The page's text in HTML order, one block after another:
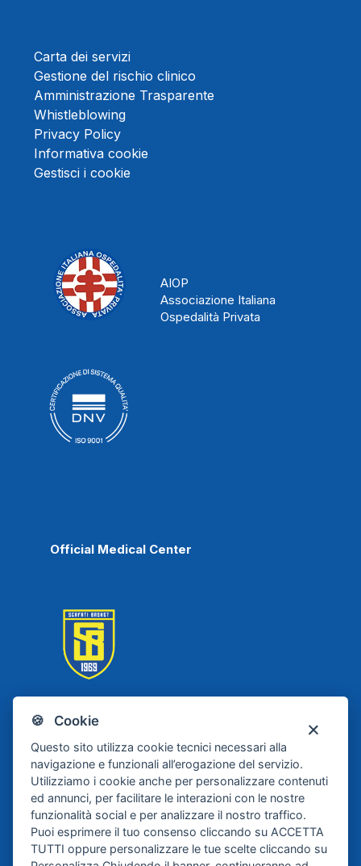
🍪 Cookie
Questo sito utilizza cookie tecnici necessari alla
navigazione e funzionali all’erogazione del servizio.
Utilizziamo i cookie anche per personalizzare contenuti
ed annunci, per facilitare le interazioni con le nostre
funzionalità social e per analizzare il nostro traffico.
Puoi esprimere il tuo consenso cliccando su ACCETTA
TUTTI oppure personalizzare le tue scelte cliccando su
Carta dei servizi
Gestione del rischio clinico
Amministrazione Trasparente
Whistleblowing
Privacy Policy
Informativa cookie
Gestisci i cookie
AIOP
Associazione Italiana
Ospedalità Privata
Official Medical Center
Scafati Basket